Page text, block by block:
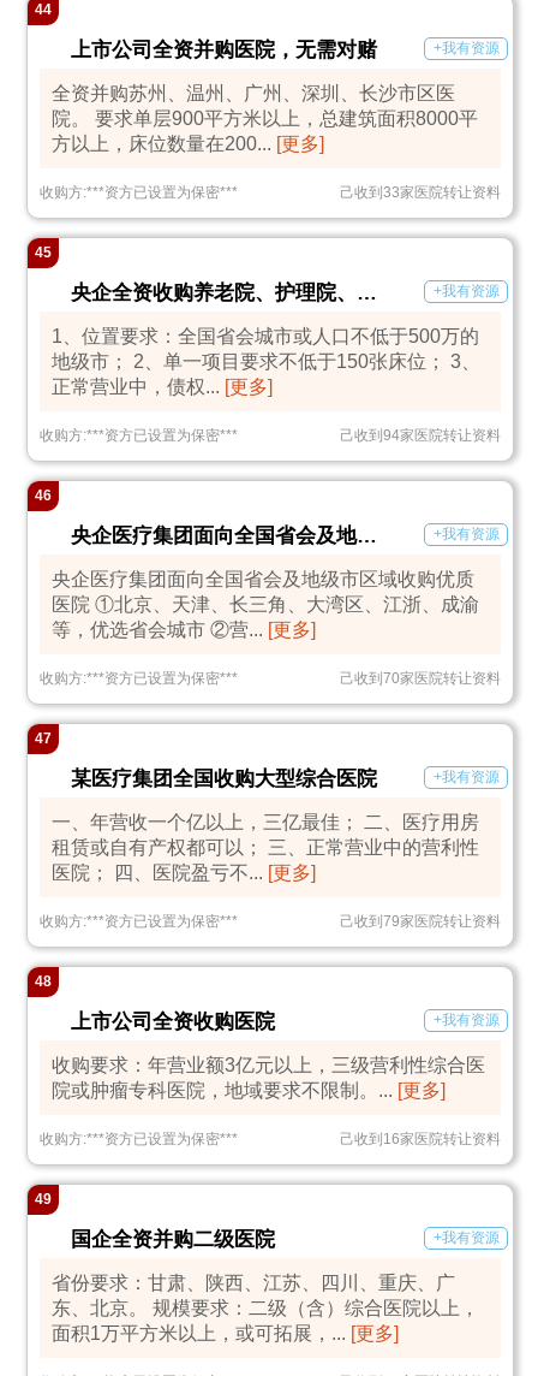
44
上市公司全资并购医院，无需对赌 +我有资源
全资并购苏州、温州、广州、深圳、长沙市区医
院。 要求单层900平方米以上，总建筑面积8000平
方以上，床位数量在200... [更多]
收购方:***资方已设置为保密*** 己收到33家医院转让资料
45
央企全资收购养老院、护理院、医养结合项目 +我有资源
1、位置要求：全国省会城市或人口不低于500万的
地级市； 2、单一项目要求不低于150张床位； 3、
正常营业中，债权... [更多]
收购方:***资方已设置为保密*** 己收到94家医院转让资料
46
央企医疗集团面向全国省会及地级市区域收购优质医院 +我有资源
央企医疗集团面向全国省会及地级市区域收购优质
医院 ①北京、天津、长三角、大湾区、江浙、成渝
等，优选省会城市 ②营... [更多]
收购方:***资方已设置为保密*** 己收到70家医院转让资料
47
某医疗集团全国收购大型综合医院 +我有资源
一、年营收一个亿以上，三亿最佳； 二、医疗用房
租赁或自有产权都可以； 三、正常营业中的营利性
医院； 四、医院盈亏不... [更多]
收购方:***资方已设置为保密*** 己收到79家医院转让资料
48
上市公司全资收购医院 +我有资源
收购要求：年营业额3亿元以上，三级营利性综合医
院或肿瘤专科医院，地域要求不限制。... [更多]
收购方:***资方已设置为保密*** 己收到16家医院转让资料
49
国企全资并购二级医院 +我有资源
省份要求：甘肃、陕西、江苏、四川、重庆、广
东、北京。 规模要求：二级（含）综合医院以上，
面积1万平方米以上，或可拓展，... [更多]